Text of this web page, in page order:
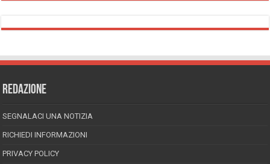
REDAZIONE
SEGNALACI UNA NOTIZIA
RICHIEDI INFORMAZIONI
PRIVACY POLICY